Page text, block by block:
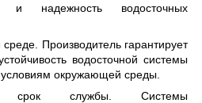
и надежность водосточных
Производитель гарантирует
водосточной системы
окружающей среды.
срок службы. Системы